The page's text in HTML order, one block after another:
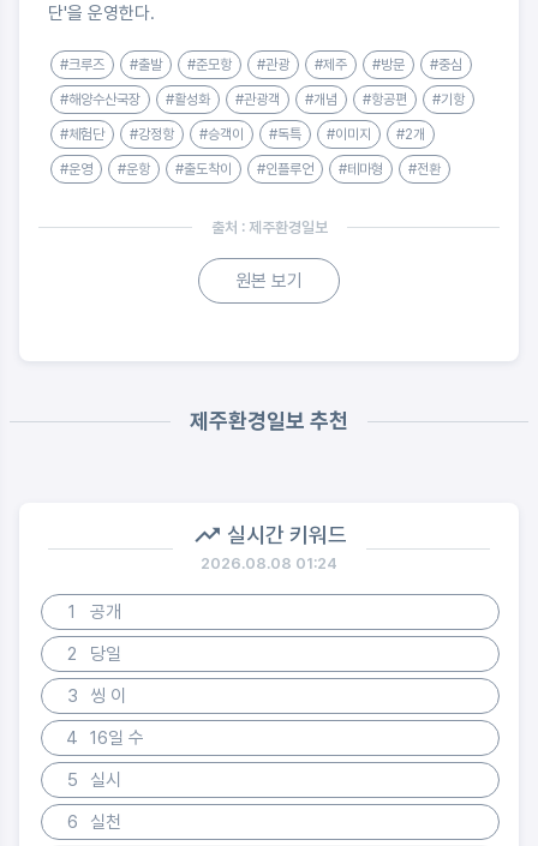
단'을 운영한다.
#크루즈 #출발 #준모항 #관광 #제주 #방문 #중심
#해양수산국장 #활성화 #관광객 #개념 #항공편 #기항
#체험단 #강정항 #승객이 #독특 #이미지 #2개
#운영 #운항 #출도착이 #인플루언 #테마형 #전환
출처 : 제주환경일보
원본 보기
제주환경일보 추천
실시간 키워드
2026.08.08 01:24
1
공개
2
당일
3
씽 이
4
16일 수
5
실시
6
실천